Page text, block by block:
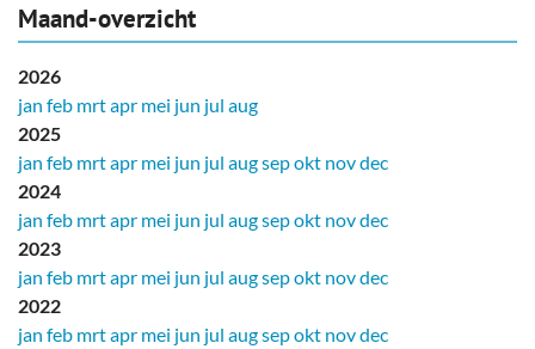
Maand-overzicht
2026
jan feb mrtapr mei jun jul aug
2025
jan feb mrtapr mei jun jul augsepokt novdec
2024
jan feb mrtapr mei jun jul augsepokt novdec
2023
jan feb mrtapr mei jun jul augsepokt novdec
2022
jan feb mrtapr mei jun jul augsepokt novdec